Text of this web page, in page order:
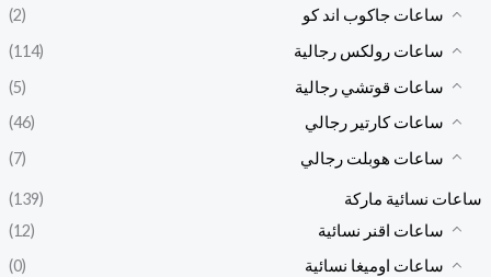
ساعات جاكوب اند كو
(2)
ساعات رولكس رجالية
(114)
ساعات قوتشي رجالية
(5)
ساعات كارتير رجالي
(46)
ساعات هوبلت رجالي
(7)
ساعات نسائية ماركة
(139)
ساعات اقنر نسائية
(12)
ساعات اوميغا نسائية
(0)